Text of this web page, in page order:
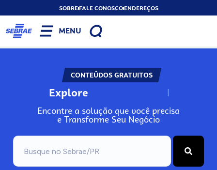
SOBREFALE CONOSCOENDEREÇOS
MENU
CONTEÚDOS GRATUITOS
Explore N
Encontre a solução que você precisa
e Transforme Seu Negócio